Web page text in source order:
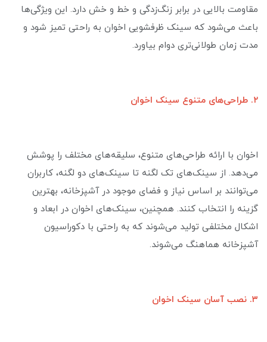
مقاومت بالایی در برابر زنگ‌زدگی و خط و خش دارد. این ویژگی‌ها
باعث می‌شود که سینک ظرفشویی اخوان به راحتی تمیز شود و
مدت زمان طولانی‌تری دوام بیاورد.
۲. طراحی‌های متنوع سینک اخوان
اخوان با ارائه طراحی‌های متنوع، سلیقه‌های مختلف را پوشش
می‌دهد. از سینک‌های تک لگنه تا سینک‌های دو لگنه، کاربران
می‌توانند بر اساس نیاز و فضای موجود در آشپزخانه، بهترین
گزینه را انتخاب کنند. همچنین، سینک‌های اخوان در ابعاد و
اشکال مختلفی تولید می‌شوند که به راحتی با دکوراسیون
آشپزخانه هماهنگ می‌شوند.
۳. نصب آسان سینک اخوان